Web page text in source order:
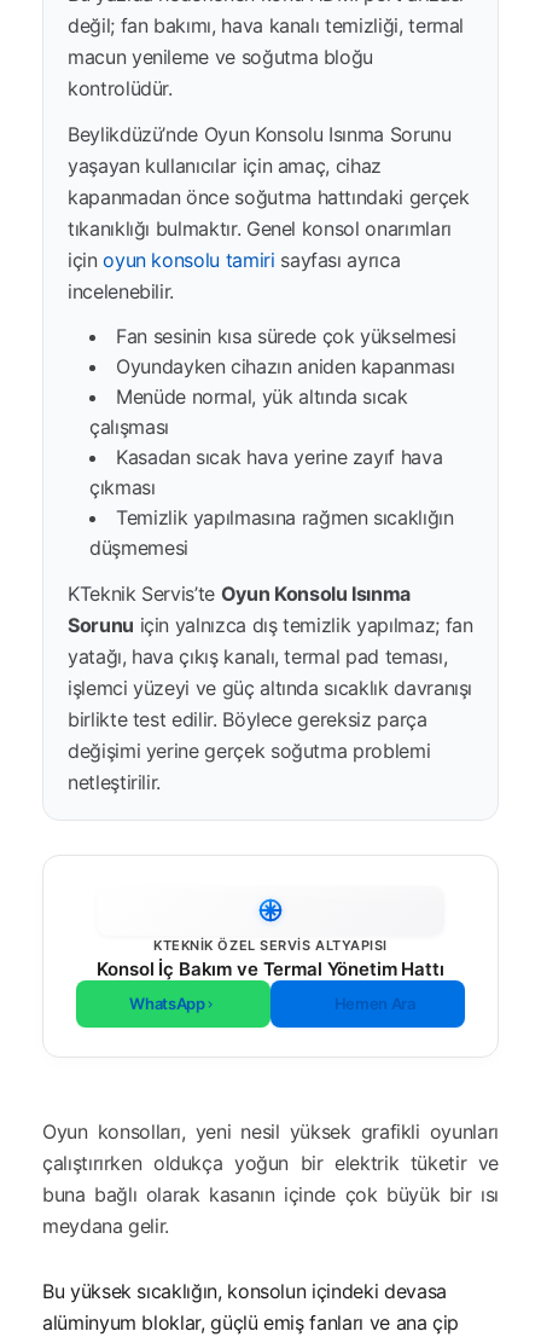
değil; fan bakımı, hava kanalı temizliği, termal
macun yenileme ve soğutma bloğu
kontrolüdür.
Beylikdüzü’nde Oyun Konsolu Isınma Sorunu
yaşayan kullanıcılar için amaç, cihaz
kapanmadan önce soğutma hattındaki gerçek
tıkanıklığı bulmaktır. Genel konsol onarımları
içinoyun konsolu tamiri sayfası ayrıca
incelenebilir.
Fan sesinin kısa sürede çok yükselmesi
Oyundayken cihazın aniden kapanması
Menüde normal, yük altında sıcak
çalışması
Kasadan sıcak hava yerine zayıf hava
çıkması
Temizlik yapılmasına rağmen sıcaklığın
düşmemesi
KTeknik Servis’te Oyun Konsolu Isınma
Sorunu için yalnızca dış temizlik yapılmaz; fan
yatağı, hava çıkış kanalı, termal pad teması,
işlemci yüzeyi ve güç altında sıcaklık davranışı
birlikte test edilir. Böylece gereksiz parça
değişimi yerine gerçek soğutma problemi
netleştirilir.
KTEKNIK ÖZEL SERVIS ALTYAPISI
Konsol İç Bakım ve Termal Yönetim Hattı
WhatsApp Hemen Ara
Oyun konsolları, yeni nesil yüksek grafikli oyunları
çalıştırırken oldukça yoğun bir elektrik tüketir ve
buna bağlı olarak kasanın içinde çok büyük bir ısı
meydana gelir.
Bu yüksek sıcaklığın, konsolun içindeki devasa
alüminyum bloklar, güçlü emiş fanları ve ana çip